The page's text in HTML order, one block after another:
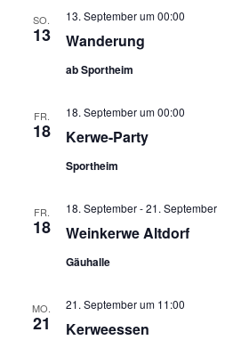
SO.
13 Wanderung
13. September um 00:00
ab Sportheim
FR.
18 Kerwe-Party
18. September um 00:00
Sportheim
FR.
18 Weinkerwe Altdorf
18. September-21. September
Gäuhalle
MO.
21 Kerweessen
21. September um 11:00